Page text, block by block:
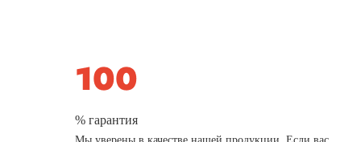
% гарантия